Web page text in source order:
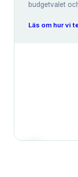
budgetvalet
Läs om hur vi